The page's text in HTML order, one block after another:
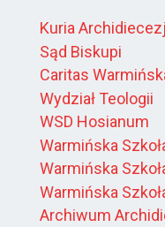
Kuria
Sąd Biskupi
Caritas
Wydział Teologii
WSD Hosianum
Warmińska
Warmińska
Warmińska
Archiwum